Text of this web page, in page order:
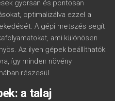
gyorsan és pontosan
optimalizálva ezzel a
A gépi metszés segít
ami különösen
Az ilyen gépek beállíthatók
így minden növény
részesül.
a talaj